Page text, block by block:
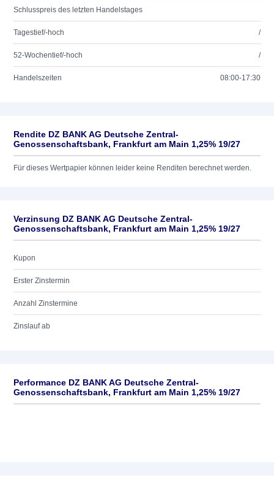
Schlusspreis des letzten Handelstages
Tagestief/-hoch /
52-Wochentief/-hoch /
Handelszeiten 08:00-17:30
Rendite DZ BANK AG Deutsche Zentral-
Genossenschaftsbank, Frankfurt am Main 1,25% 19/27
Für dieses Wertpapier können leider keine Renditen berechnet werden.
Verzinsung DZ BANK AG Deutsche Zentral-
Genossenschaftsbank, Frankfurt am Main 1,25% 19/27
Kupon
Erster Zinstermin
Anzahl Zinstermine
Zinslauf ab
Performance DZ BANK AG Deutsche Zentral-
Genossenschaftsbank, Frankfurt am Main 1,25% 19/27